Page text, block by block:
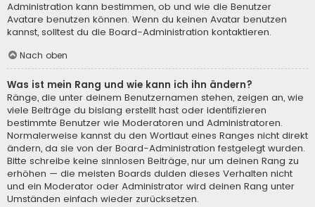
Administration kann bestimmen, ob und wie die Benutzer
Avatare benutzen können. Wenn du keinen Avatar benutzen
kannst, solltest du die Board-Administration kontaktieren.
Nach oben
Was ist mein Rang und wie kann ich ihn ändern?
Ränge, die unter deinem Benutzernamen stehen, zeigen an, wie
viele Beiträge du bislang erstellt hast oder identifizieren
bestimmte Benutzer wie Moderatoren und Administratoren.
Normalerweise kannst du den Wortlaut eines Ranges nicht direkt
ändern, da sie von der Board-Administration festgelegt wurden.
Bitte schreibe keine sinnlosen Beiträge, nur um deinen Rang zu
erhöhen — die meisten Boards dulden dieses Verhalten nicht
und ein Moderator oder Administrator wird deinen Rang unter
Umständen einfach wieder zurücksetzen.